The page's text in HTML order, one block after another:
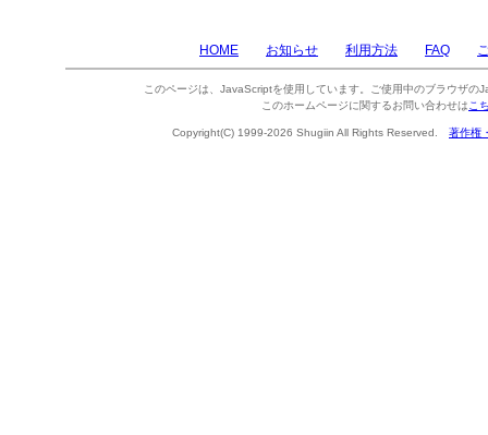
HOME お知らせ 利用方法 FAQ
このページは、JavaScriptを使用しています。ご使用中のブラウザの
このホームページに関するお問い合わせは こ
Copyright(C) 1999-2026 Shugiin All Rights Reserved. 著作権